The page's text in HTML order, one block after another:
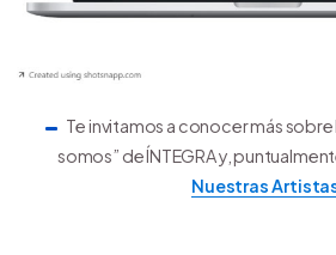
Te invitamos a conocer más
somos” de ÍNTEGRA y,
Nuestras